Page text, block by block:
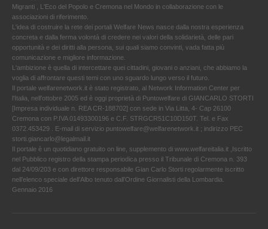
Migranti , L'Eco del Popolo e Cremona nel Mondo in collaborazione con le
associazioni di riferimento.
L'idea di costruire la rete dei portali Welfare News nasce dalla nostra esperienza
concreta e dalla ferma volontà di credere nei valori della solidarietà, delle pari
opportunità e dei diritti alla persona, sui quali siamo convinti, vada fatta più
comunicazione e migliore informazione.
L'ambizione è quella di intercettare quei cittadini, giovani o anziani, che abbiamo la
voglia di affrontare questi temi con uno sguardo lungo verso il futuro.
Il portale welfarenetwork.it è stato registrato, al Network Information Center per
l'Italia, nell’ottobre 2005 ed è oggi proprietà di Puntowelfare di GIANCARLO STORTI
[Impresa individuale n. REA CR-188702] con sede in Via Litta, 4- Cap 26100
Cremona con P.IVA 01493300196 e C.F. STRGCR51C10D150T. Tel. e Fax
0372.453429 . E-mail di servizio puntowelfare@welfarenetwork.it ; indirizzo PEC
storti.giancarlo@legalmail.it
Il portale è un quotidiano gratuito on line, supplemento di www.welfareitalia.it ,Iscritto
nel Pubblico registro della stampa periodica presso il Tribunale di Cremona n. 393
dal 24/09/203 e con direttore responsabile Gian Carlo Storti regolarmente iscritto
nell’elenco speciale dell’Albo tenuto dall’Ordine Giornalisti della Lombardia.
Gennaio 2016